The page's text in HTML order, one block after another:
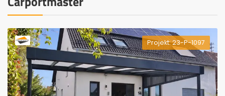
Projekt: 23-P-1097